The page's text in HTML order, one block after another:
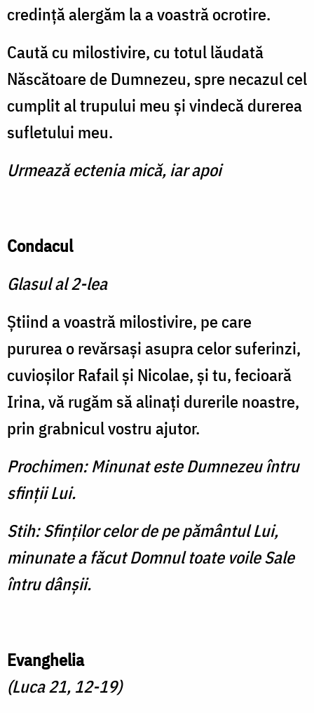
credință alergăm la a voastră ocrotire.
Caută cu milostivire, cu totul lăudată
Născătoare de Dumnezeu, spre necazul cel
cumplit al trupului meu și vindecă durerea
sufletului meu.
Urmează ectenia mică, iar apoi
Condacul
Glasul al 2-lea
Știind a voastră milostivire, pe care
pururea o revărsași asupra celor suferinzi,
cuvioșilor Rafail și Nicolae, și tu, fecioară
Irina, vă rugăm să alinați durerile noastre,
prin grabnicul vostru ajutor.
Prochimen: Minunat este Dumnezeu întru
sfinții Lui.
Stih: Sfinților celor de pe pământul Lui,
minunate a făcut Domnul toate voile Sale
întru dânșii.
Evanghelia
(Luca 21, 12-19)